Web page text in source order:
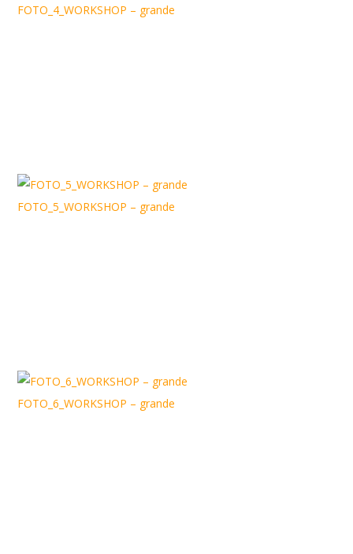
FOTO_4_WORKSHOP – grande
FOTO_5_WORKSHOP – grande
FOTO_6_WORKSHOP – grande